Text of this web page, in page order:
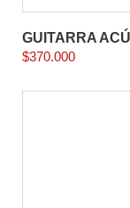
GUITARRA
$370.000